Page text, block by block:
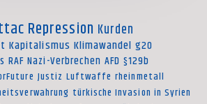
Repression Kurden
Kapitalismus Klimawandel g20
RAF Nazi-Verbrechen AFD §129b
Justiz Luftwaffe rheinmetall
türkische Invasion in Syrien